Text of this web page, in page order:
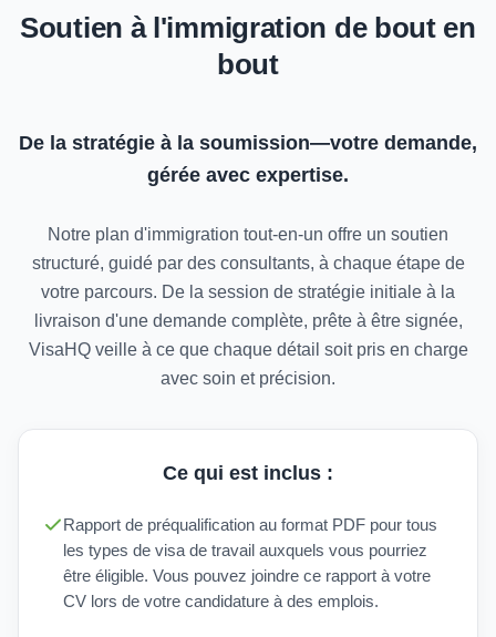
Soutien à l'immigration de bout en
bout
De la stratégie à la soumission—votre demande,
gérée avec expertise.
Notre plan d'immigration tout-en-un offre un soutien
structuré, guidé par des consultants, à chaque étape de
votre parcours. De la session de stratégie initiale à la
livraison d'une demande complète, prête à être signée,
VisaHQ veille à ce que chaque détail soit pris en charge
avec soin et précision.
Ce qui est inclus :
Rapport de préqualification au format PDF pour tous
les types de visa de travail auxquels vous pourriez
être éligible. Vous pouvez joindre ce rapport à votre
CV lors de votre candidature à des emplois.